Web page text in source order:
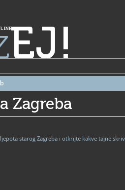
EJ!
Zagreba
starog Zagreba i otkrijte kakve tajne